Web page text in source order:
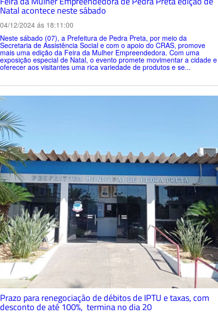
Natal acontece neste sábado
04/12/2024 ás 18:11:00
Neste sábado (07), a Prefeitura de Pedra Preta, por meio da
Secretaria de Assistência Social e com o apoio do CRAS, promove
mais uma edição da Feira da Mulher Empreendedora. Com uma
exposição especial de Natal, o evento promete movimentar a cidade e
oferecer aos visitantes uma rica variedade de produtos e se...
Prazo para renegociação de débitos de IPTU e taxas, com
desconto de até 100%, termina no dia 20